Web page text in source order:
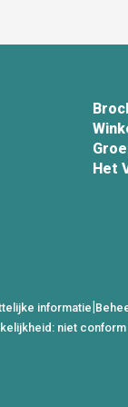
Het
informatie|
niet conform